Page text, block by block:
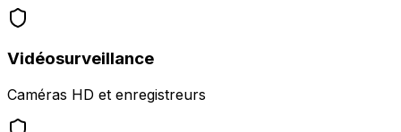
Vidéosurveillance
Caméras HD et enregistreurs